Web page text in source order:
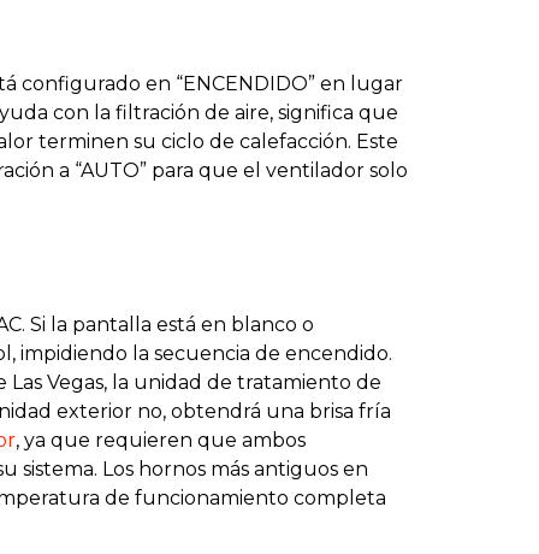
configurado en “ENCENDIDO” en lugar
con la filtración de aire, significa que
terminen su ciclo de calefacción. Este
a “AUTO” para que el ventilador solo
Si la pantalla está en blanco o
impidiendo la secuencia de encendido.
Vegas, la unidad de tratamiento de
exterior no, obtendrá una brisa fría
, ya que requieren que ambos
Los hornos más antiguos en
de funcionamiento completa